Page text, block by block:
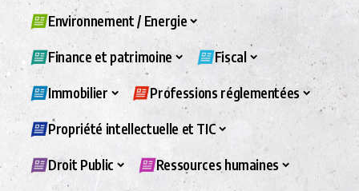
Environnement / Energie
Finance et patrimoine Fiscal
Immobilier Professions réglementées
Propriété intellectuelle et TIC
Droit Public Ressources humaines